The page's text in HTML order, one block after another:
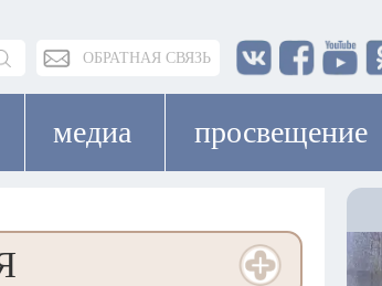
ОБРАТНАЯ СВЯЗЬ
медиа просвещение